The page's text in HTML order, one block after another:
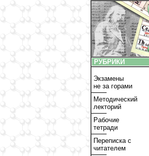
РУБРИКИ
Экзамены
не за горами
Методический
лекторий
Рабочие
тетради
Переписка с
читателем